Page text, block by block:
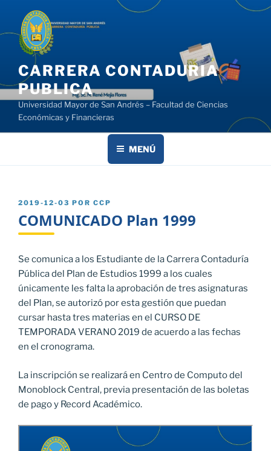
contenido
CARRERA CONTADURIA
PUBLICA
Universidad Mayor de San Andrés – Facultad de Ciencias
Económicas y Financieras
MENÚ
PUBLICADO
2019-12-03 POR CCP
COMUNICADO Plan 1999
Se comunica a los Estudiante de la Carrera Contaduría
Pública del Plan de Estudios 1999 a los cuales
únicamente les falta la aprobación de tres asignaturas
del Plan, se autorizó por esta gestión que puedan
cursar hasta tres materias en el CURSO DE
TEMPORADA VERANO 2019 de acuerdo a las fechas
en el cronograma.
La inscripción se realizará en Centro de Computo del
Monoblock Central, previa presentación de las boletas
de pago y Record Académico.